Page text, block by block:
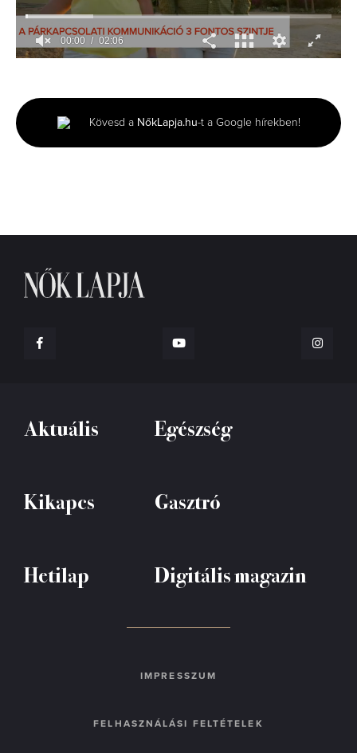
minutes,
6
seconds
00:01 02:06
Kövesd a NőkLapja.hu-t a Google hírekben!
Aktuális Egészség
Kikapcs Gasztró
Hetilap Digitális magazin
IMPRESSZUM
FELHASZNÁLÁSI FELTÉTELEK